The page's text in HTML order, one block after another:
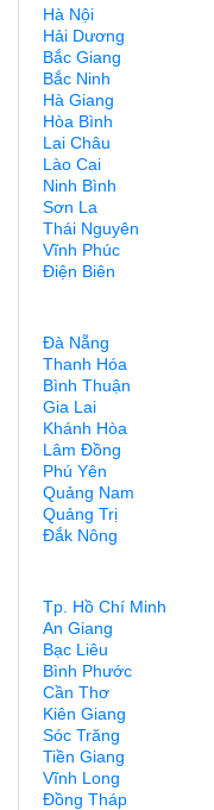
Hà Nội
Hải Dương
Bắc Giang
Bắc Ninh
Hà Giang
Hòa Bình
Lai Châu
Lào Cai
Ninh Bình
Sơn La
Thái Nguyên
Vĩnh Phúc
Điện Biên
Đà Nẵng
Thanh Hóa
Bình Thuận
Gia Lai
Khánh Hòa
Lâm Đồng
Phú Yên
Quảng Nam
Quảng Trị
Đắk Nông
Tp. Hồ Chí Minh
An Giang
Bạc Liêu
Bình Phước
Cần Thơ
Kiên Giang
Sóc Trăng
Tiền Giang
Vĩnh Long
Đồng Tháp